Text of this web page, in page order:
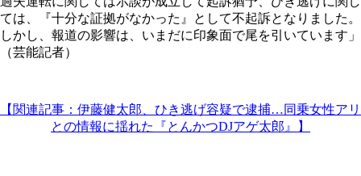
ては、『十分な証拠がなかった』として不起訴となりました。
しかし、報道の影響は、いまだに印象面で尾を引いています」
（芸能記者）
【関連記事：伊藤健太郎、ひき逃げ容疑で逮捕…同乗女性アリ
との情報に揺れた『とんかつDJアゲ太郎』】